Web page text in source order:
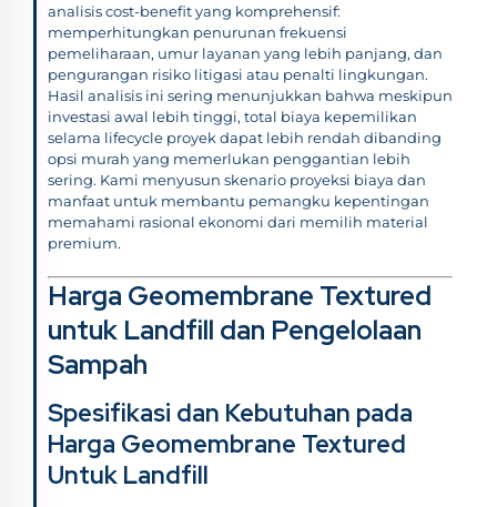
analisis cost-benefit yang komprehensif:
memperhitungkan penurunan frekuensi
pemeliharaan, umur layanan yang lebih panjang, dan
pengurangan risiko litigasi atau penalti lingkungan.
Hasil analisis ini sering menunjukkan bahwa meskipun
investasi awal lebih tinggi, total biaya kepemilikan
selama lifecycle proyek dapat lebih rendah dibanding
opsi murah yang memerlukan penggantian lebih
sering. Kami menyusun skenario proyeksi biaya dan
manfaat untuk membantu pemangku kepentingan
memahami rasional ekonomi dari memilih material
premium.
Harga Geomembrane Textured
untuk Landfill dan Pengelolaan
Sampah
Spesifikasi dan Kebutuhan pada
Harga Geomembrane Textured
Untuk Landfill